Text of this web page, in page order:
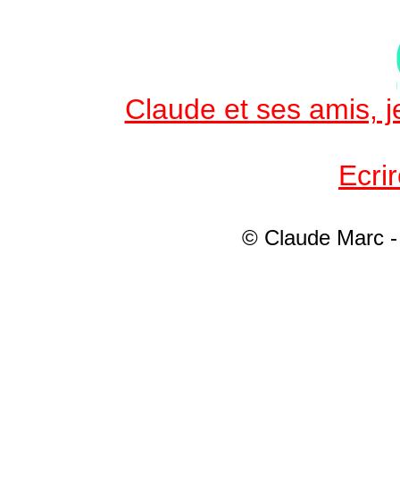
Claude et ses amis,
© Claude Marc